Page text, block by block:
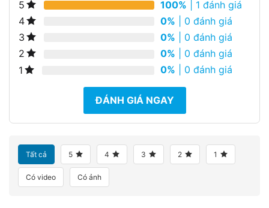
5 100% | 1 đánh giá
4
0% | 0 đánh giá
3
0% | 0 đánh giá
2
0% | 0 đánh giá
1
0% | 0 đánh giá
ĐÁNH GIÁ NGAY
Tất cả 5 4 3 2 1
Có video Có ảnh